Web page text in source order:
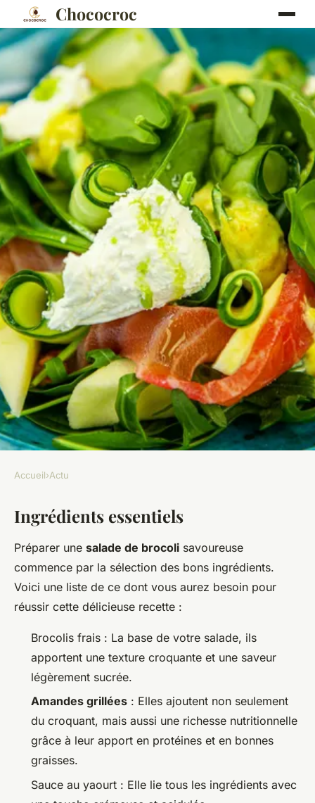
Chococroc
Savourez une exquise salade
de brocoli avec amandes
grillées et sauce au yaourt :
une recette incontournable !
Accueil›Actu
Ingrédients essentiels
Préparer une salade de brocoli savoureuse
commence par la sélection des bons ingrédients.
Voici une liste de ce dont vous aurez besoin pour
réussir cette délicieuse recette :
Brocolis frais : La base de votre salade, ils
apportent une texture croquante et une saveur
légèrement sucrée.
Amandes grillées : Elles ajoutent non seulement
du croquant, mais aussi une richesse nutritionnelle
grâce à leur apport en protéines et en bonnes
graisses.
Sauce au yaourt : Elle lie tous les ingrédients avec